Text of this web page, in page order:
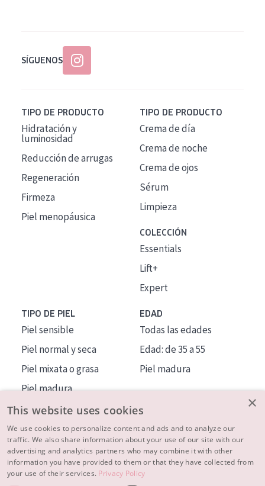
SÍGUENOS
TIPO DE PRODUCTO
Hidratación y
luminosidad
Reducción de arrugas
Regeneración
Firmeza
Piel menopáusica
TIPO DE PRODUCTO
Crema de día
Crema de noche
Crema de ojos
Sérum
Limpieza
COLECCIÓN
Essentials
Lift+
Expert
TIPO DE PIEL
Piel sensible
Piel normal y seca
Piel mixata o grasa
Piel madura
Piel expuesta al sol
Piel menopáusica
EDAD
Todas las edades
Edad: de 35 a 55
Piel madura
MÁS SOBRE NOSOTROS
INSPIRACIÓN
×
This website uses cookies
We use cookies to personalize content and ads and to analyze our
traffic. We also share information about your use of our site with our
advertising and analytics partners who may combine it with other
information you have provided to them or that they have collected from
your use of their services. Privacy Policy